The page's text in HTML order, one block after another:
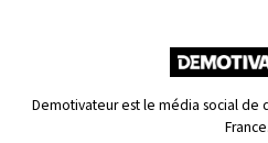
Demotivateur est le média social de
France.